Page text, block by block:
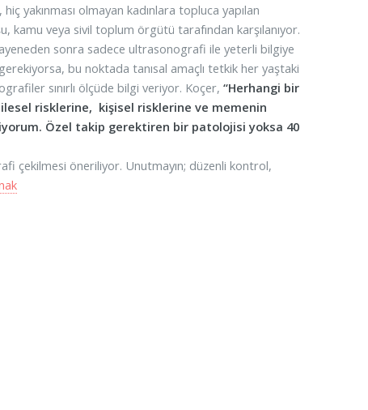
yakınması olmayan kadınlara topluca yapılan
kamu veya sivil toplum örgütü tarafından karşılanıyor.
sonra sadece ultrasonografi ile yeterli bilgiye
bu noktada tanısal amaçlı tetkik her yaştaki
sınırlı ölçüde bilgi veriyor. Koçer, “Herhangi bir
risklerine, kişisel risklerine ve memenin
Özel takip gerektiren bir patolojisi yoksa 40
çekilmesi öneriliyor. Unutmayın; düzenli kontrol,